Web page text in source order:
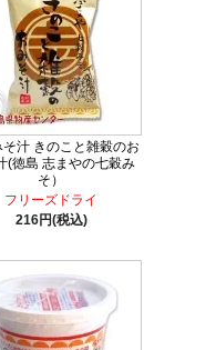
そ汁 きのこと雑穀のお
(徳島 志まやの七穀み
そ）
フリーズドライ
216円(税込)